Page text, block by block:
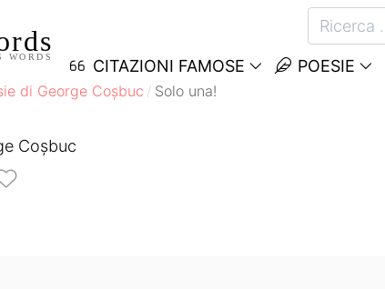
WORDS CITAZIONI FAMOSE POESIE
di George Coșbuc Solo una!
Coșbuc